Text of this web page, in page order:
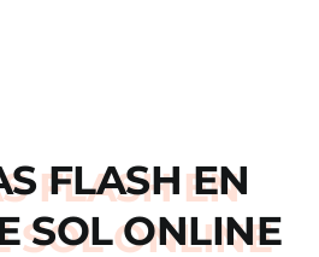
FLASH EN
SOL ONLINE